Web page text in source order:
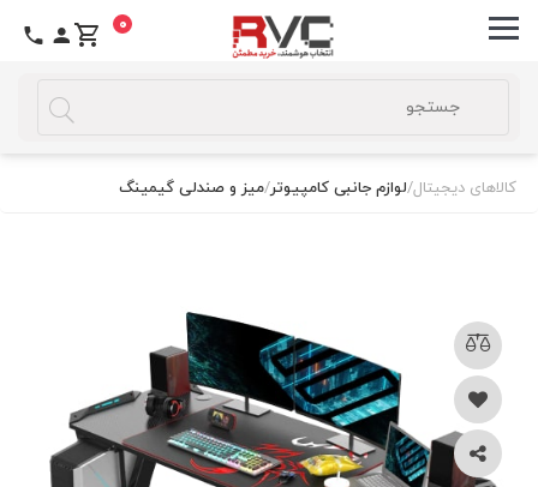
0
کالاهای دیجیتال/لوازم جانبی کامپیوتر/میز و صندلی گیمینگ